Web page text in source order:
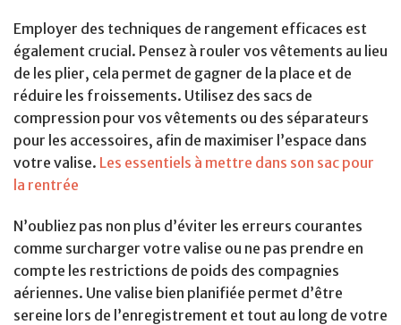
Employer des techniques de rangement efficaces est
également crucial. Pensez à rouler vos vêtements au lieu
de les plier, cela permet de gagner de la place et de
réduire les froissements. Utilisez des sacs de
compression pour vos vêtements ou des séparateurs
pour les accessoires, afin de maximiser l’espace dans
votre valise. Les essentiels à mettre dans son sac pour
la rentrée
N’oubliez pas non plus d’éviter les erreurs courantes
comme surcharger votre valise ou ne pas prendre en
compte les restrictions de poids des compagnies
aériennes. Une valise bien planifiée permet d’être
sereine lors de l’enregistrement et tout au long de votre